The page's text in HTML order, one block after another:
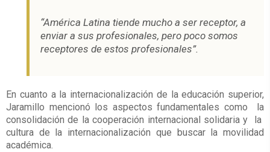
“América Latina tiende mucho a ser receptor, a
enviar a sus profesionales, pero poco somos
receptores de estos profesionales”.
En cuanto a la internacionalización de la educación superior,
Jaramillo mencionó los aspectos fundamentales como la
consolidación de la cooperación internacional solidaria y la
cultura de la internacionalización que buscar la movilidad
académica.